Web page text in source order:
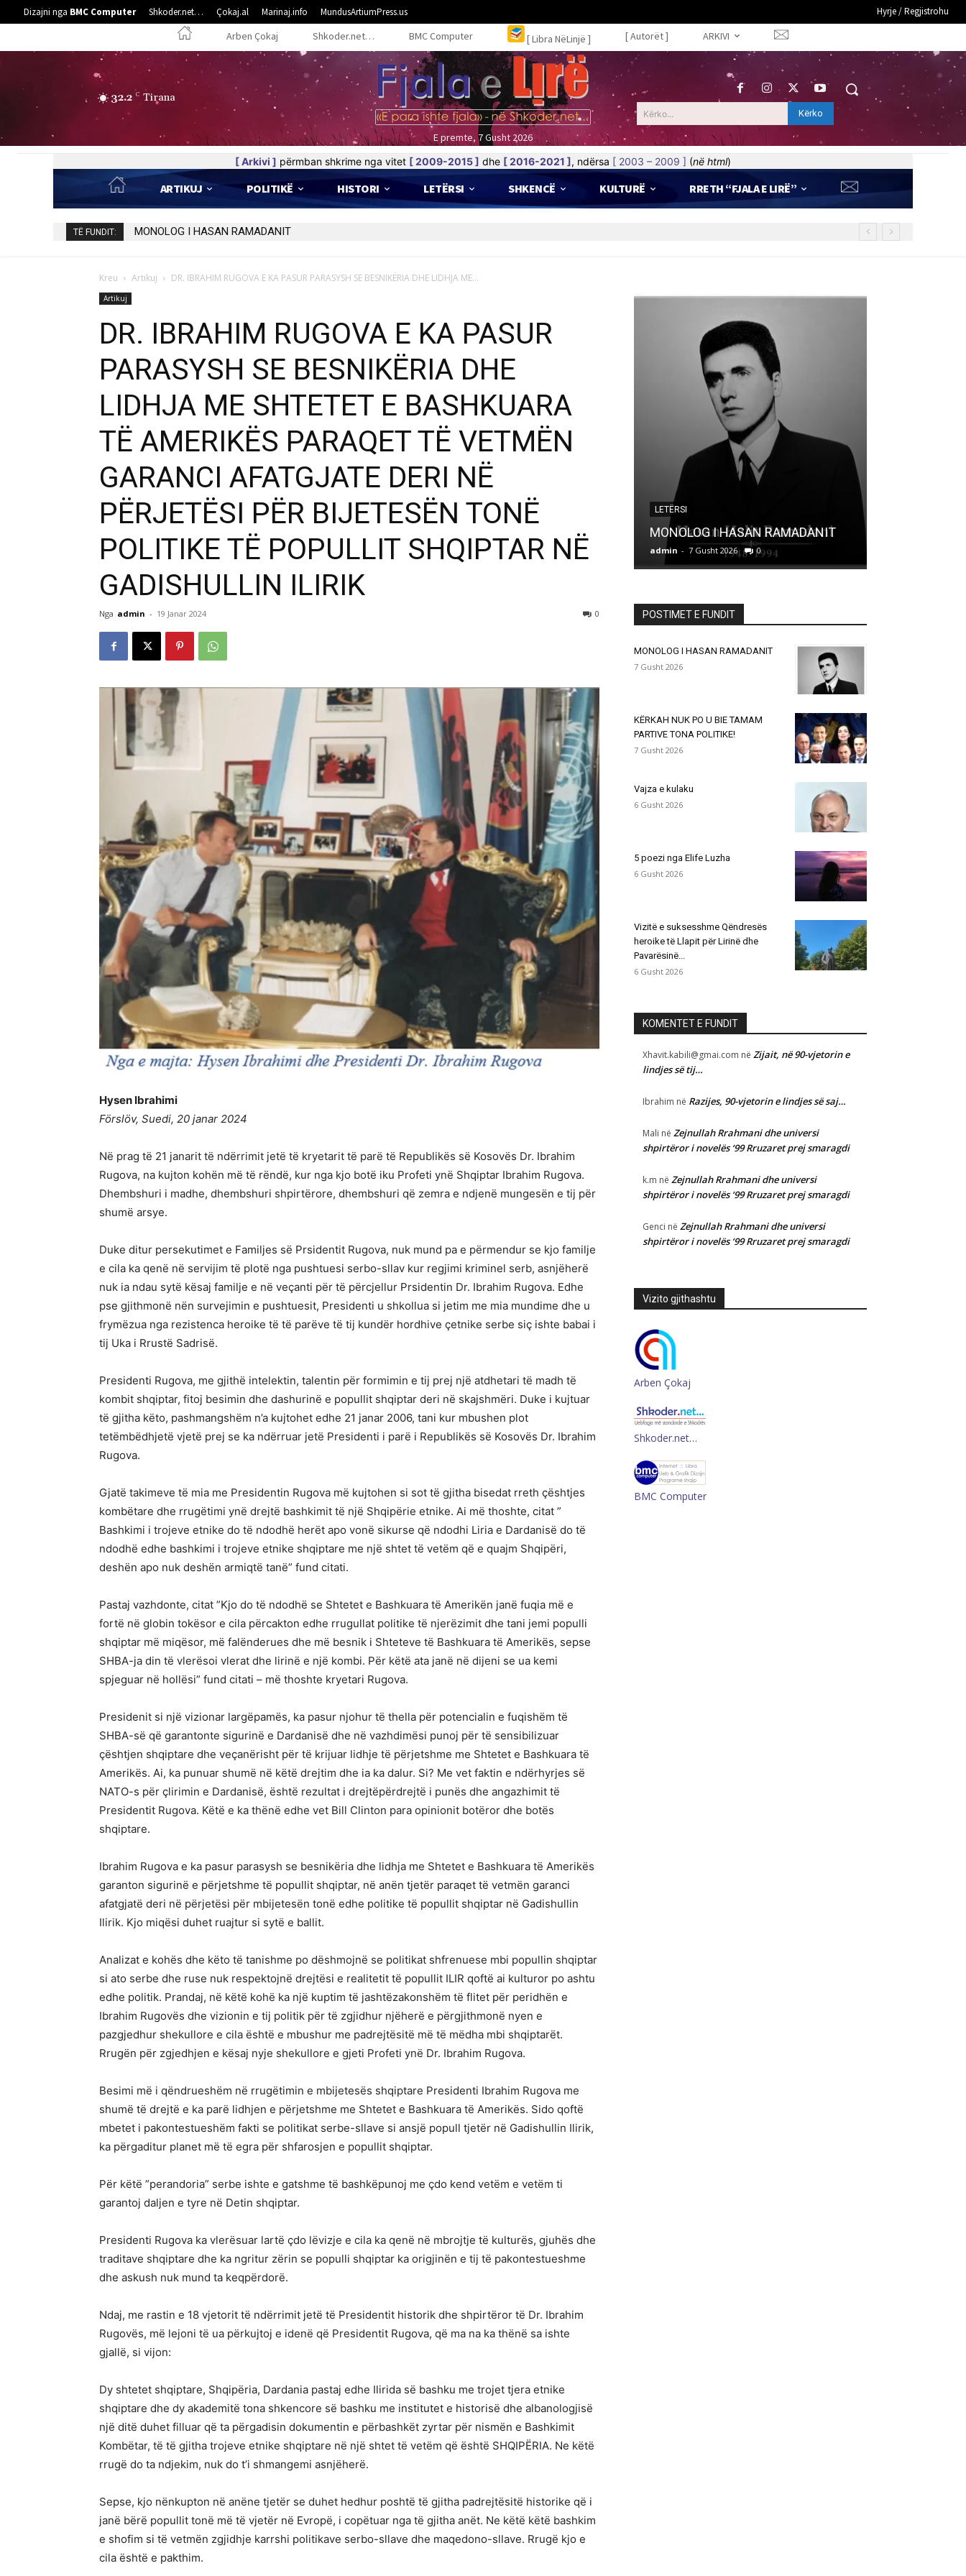
Dizajni nga BMC Computer Shkoder.net… Çokaj.al Marinaj.info MundusArtiumPress.us Hyrje / Regjistrohu
Arben Çokaj Shkoder.net… BMC Computer [ Libra NëLinjë ] [ Autorët ] ARKIVI
32.2 C Tirana
E premte, 7 Gusht 2026
Kërko... Kërko
[ Arkivi ] përmban shkrime nga vitet [ 2009-2015 ] dhe [ 2016-2021 ], ndërsa [ 2003 – 2009 ] (në html)
ARTIKUJ POLITIKË HISTORI LETËRSI SHKENCË KULTURË RRETH “FJALA E LIRË”
TË FUNDIT: KËRKAH NUK PO U BIE TAMAM PARTIVE TONA POLITIKE!
Kreu Artikuj DR. IBRAHIM RUGOVA E KA PASUR PARASYSH SE BESNIKËRIA DHE LIDHJA ME...
Artikuj
DR. IBRAHIM RUGOVA E KA PASUR
PARASYSH SE BESNIKËRIA DHE
LIDHJA ME SHTETET E BASHKUARA
TË AMERIKËS PARAQET TË VETMËN
GARANCI AFATGJATE DERI NË
PËRJETËSI PËR BIJETESËN TONË
POLITIKE TË POPULLIT SHQIPTAR NË
GADISHULLIN ILIRIK
Nga admin - 19 Janar 2024 0
Hysen Ibrahimi
Förslöv, Suedi, 20 janar 2024
Në prag të 21 janarit të ndërrimit jetë të kryetarit të parë të Republikës së Kosovës Dr. Ibrahim
Rugova, na kujton kohën më të rëndë, kur nga kjo botë iku Profeti ynë Shqiptar Ibrahim Rugova.
Dhembshuri i madhe, dhembshuri shpirtërore, dhembshuri që zemra e ndjenë mungesën e tij për
shumë arsye.
Duke ditur persekutimet e Familjes së Prsidentit Rugova, nuk mund pa e përmendur se kjo familje
e cila ka qenë në servijim të plotë nga pushtuesi serbo-sllav kur regjimi kriminel serb, asnjëherë
nuk ia ndau sytë kësaj familje e në veçanti për të përcjellur Prsidentin Dr. Ibrahim Rugova. Edhe
pse gjithmonë nën survejimin e pushtuesit, Presidenti u shkollua si jetim me mia mundime dhe u
frymëzua nga rezistenca heroike të të parëve të tij kundër hordhive çetnike serbe siç ishte babai i
tij Uka i Rrustë Sadrisë.
Presidenti Rugova, me gjithë intelektin, talentin për formimin e tij prej një atdhetari të madh të
kombit shqiptar, fitoj besimin dhe dashurinë e popullit shqiptar deri në skajshmëri. Duke i kujtuar
të gjitha këto, pashmangshëm n’a kujtohet edhe 21 janar 2006, tani kur mbushen plot
tetëmbëdhjetë vjetë prej se ka ndërruar jetë Presidenti i parë i Republikës së Kosovës Dr. Ibrahim
Rugova.
Gjatë takimeve të mia me Presidentin Rugova më kujtohen si sot të gjitha bisedat rreth çështjes
kombëtare dhe rrugëtimi ynë drejtë bashkimit të një Shqipërie etnike. Ai më thoshte, citat ”
Bashkimi i trojeve etnike do të ndodhë herët apo vonë sikurse që ndodhi Liria e Dardanisë do të
ndodhë edhe bashkimi i trojeve etnike shqiptare me një shtet të vetëm që e quajm Shqipëri,
deshën apo nuk deshën armiqtë tanë” fund citati.
Pastaj vazhdonte, citat ”Kjo do të ndodhë se Shtetet e Bashkuara të Amerikën janë fuqia më e
fortë në globin tokësor e cila përcakton edhe rrugullat politike të njerëzimit dhe tani jemi populli
shqiptar më miqësor, më falënderues dhe më besnik i Shteteve të Bashkuara të Amerikës, sepse
SHBA-ja din të vlerësoi vlerat dhe lirinë e një kombi. Për këtë ata janë në dijeni se ua kemi
spjeguar në hollësi” fund citati – më thoshte kryetari Rugova.
Presidenit si një vizionar largëpamës, ka pasur njohur të thella për potencialin e fuqishëm të
SHBA-së që garantonte sigurinë e Dardanisë dhe në vazhdimësi punoj për të sensibilizuar
çështjen shqiptare dhe veçanërisht për të krijuar lidhje të përjetshme me Shtetet e Bashkuara të
Amerikës. Ai, ka punuar shumë në këtë drejtim dhe ia ka dalur. Si? Me vet faktin e ndërhyrjes së
NATO-s për çlirimin e Dardanisë, është rezultat i drejtëpërdrejtë i punës dhe angazhimit të
Presidentit Rugova. Këtë e ka thënë edhe vet Bill Clinton para opinionit botëror dhe botës
shqiptare.
Ibrahim Rugova e ka pasur parasysh se besnikëria dhe lidhja me Shtetet e Bashkuara të Amerikës
garanton sigurinë e përjetshme të popullit shqiptar, në anën tjetër paraqet të vetmën garanci
afatgjatë deri në përjetësi për mbijetesën tonë edhe politike të popullit shqiptar në Gadishullin
Ilirik. Kjo miqësi duhet ruajtur si sytë e ballit.
Analizat e kohës dhe këto të tanishme po dëshmojnë se politikat shfrenuese mbi popullin shqiptar
si ato serbe dhe ruse nuk respektojnë drejtësi e realitetit të popullit ILIR qoftë ai kulturor po ashtu
edhe politik. Prandaj, në këtë kohë ka një kuptim të jashtëzakonshëm të flitet për peridhën e
Ibrahim Rugovës dhe vizionin e tij politik për të zgjidhur njëherë e përgjithmonë nyen e
pazgjedhur shekullore e cila është e mbushur me padrejtësitë më të mëdha mbi shqiptarët.
Rrugën për zgjedhjen e kësaj nyje shekullore e gjeti Profeti ynë Dr. Ibrahim Rugova.
Besimi më i qëndrueshëm në rrugëtimin e mbijetesës shqiptare Presidenti Ibrahim Rugova me
shumë të drejtë e ka parë lidhjen e përjetshme me Shtetet e Bashkuara të Amerikës. Sido qoftë
mbetet i pakontestueshëm fakti se politikat serbe-sllave si ansjë popull tjetër në Gadishullin Ilirik,
ka përgaditur planet më të egra për shfarosjen e popullit shqiptar.
Për këtë ”perandoria” serbe ishte e gatshme të bashkëpunoj me çdo kend vetëm e vetëm ti
garantoj daljen e tyre në Detin shqiptar.
Presidenti Rugova ka vlerësuar lartë çdo lëvizje e cila ka qenë në mbrojtje të kulturës, gjuhës dhe
traditave shqiptare dhe ka ngritur zërin se populli shqiptar ka origjinën e tij të pakontestueshme
dhe askush nuk mund ta keqpërdorë.
Ndaj, me rastin e 18 vjetorit të ndërrimit jetë të Presidentit historik dhe shpirtëror të Dr. Ibrahim
Rugovës, më lejoni të ua përkujtoj e idenë që Presidentit Rugova, që ma na ka thënë sa ishte
gjallë, si vijon:
Dy shtetet shqiptare, Shqipëria, Dardania pastaj edhe Ilirida së bashku me trojet tjera etnike
shqiptare dhe dy akademitë tona shkencore së bashku me institutet e historisë dhe albanologjisë
një ditë duhet filluar që ta përgadisin dokumentin e përbashkët zyrtar për nismën e Bashkimit
Kombëtar, të të gjitha trojeve etnike shqiptare në një shtet të vetëm që është SHQIPËRIA. Ne këtë
rrugë do ta ndjekim, nuk do t’i shmangemi asnjëherë.
Sepse, kjo nënkupton në anëne tjetër se duhet hedhur poshtë të gjitha padrejtësitë historike që i
janë bërë popullit tonë më të vjetër në Evropë, i copëtuar nga të gjitha anët. Ne këtë këtë bashkim
e shofim si të vetmën zgjidhje karrshi politikave serbo-sllave dhe maqedono-sllave. Rrugë kjo e
cila është e pakthim.
LETËRSI
MONOLOG I HASAN RAMADANIT
admin - 7 Gusht 2026 0
POSTIMET E FUNDIT
MONOLOG I HASAN RAMADANIT
7 Gusht 2026
KËRKAH NUK PO U BIE TAMAM
PARTIVE TONA POLITIKE!
7 Gusht 2026
Vajza e kulaku
6 Gusht 2026
5 poezi nga Elife Luzha
6 Gusht 2026
Vizitë e suksesshme Qëndresës
heroike të Llapit për Lirinë dhe
Pavarësinë...
6 Gusht 2026
KOMENTET E FUNDIT
Xhavit.kabili@gmai.com në Zijait, në 90-vjetorin e
lindjes së tij…
Ibrahim në Razijes, 90-vjetorin e lindjes së saj…
Mali në Zejnullah Rrahmani dhe universi
shpirtëror i novelës ‘99 Rruzaret prej smaragdi
k.m në Zejnullah Rrahmani dhe universi
shpirtëror i novelës ‘99 Rruzaret prej smaragdi
Genci në Zejnullah Rrahmani dhe universi
shpirtëror i novelës ‘99 Rruzaret prej smaragdi
Vizito gjithashtu
Arben Çokaj
Shkoder.net…
BMC Computer